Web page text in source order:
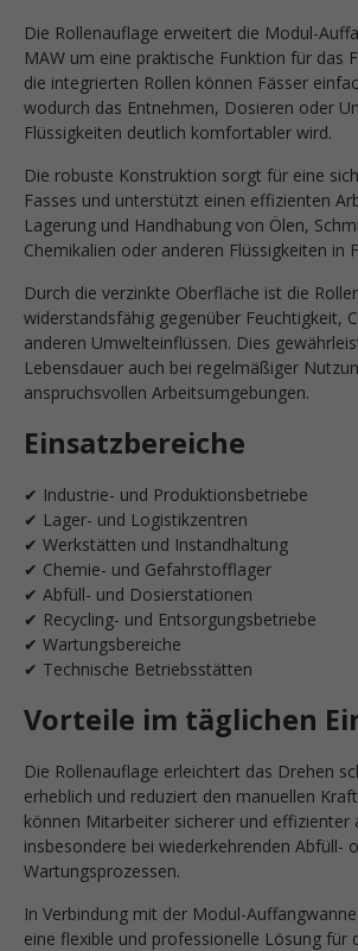
Die Rollenauflage erweitert die Modul-
MAW um eine praktische Funktion für das
die integrierten Rollen können Fässer
wodurch das Entnehmen, Dosieren oder
Flüssigkeiten deutlich komfortabler wird.
Die robuste Konstruktion sorgt für eine
Fasses und unterstützt einen effizienten
Lagerung und Handhabung von Ölen,
Chemikalien oder anderen Flüssigkeiten in
Durch die verzinkte Oberfläche ist die
widerstandsfähig gegenüber Feuchtigkeit,
anderen Umwelteinflüssen. Dies
Lebensdauer auch bei regelmäßiger
anspruchsvollen Arbeitsumgebungen.
Einsatzbereiche
✔ Industrie- und Produktionsbetriebe
✔ Lager- und Logistikzentren
✔ Werkstätten und Instandhaltung
✔ Chemie- und Gefahrstofflager
✔ Abfüll- und Dosierstationen
✔ Recycling- und Entsorgungsbetriebe
✔ Wartungsbereiche
✔ Technische Betriebsstätten
Vorteile im täglichen
Die Rollenauflage erleichtert das Drehen
erheblich und reduziert den manuellen
können Mitarbeiter sicherer und effizienter
insbesondere bei wiederkehrenden Abfüll-
Wartungsprozessen.
In Verbindung mit der Modul-
eine flexible und professionelle Lösung für